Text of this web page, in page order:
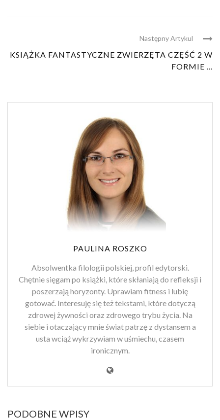
Następny Artykul
KSIĄŻKA FANTASTYCZNE ZWIERZĘTA CZĘŚĆ 2 W
FORMIE ...
PAULINA ROSZKO
Absolwentka filologii polskiej, profil edytorski.
Chętnie sięgam po książki, które skłaniają do refleksji i
poszerzają horyzonty. Uprawiam fitness i lubię
gotować. Interesuję się też tekstami, które dotyczą
zdrowej żywności oraz zdrowego trybu życia. Na
siebie i otaczający mnie świat patrzę z dystansem a
usta wciąż wykrzywiam w uśmiechu, czasem
ironicznym.
PODOBNE WPISY